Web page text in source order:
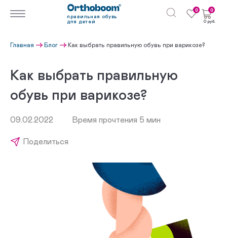
правильная обувь
для детей
0 0
0 руб.
Главная Блог Как выбрать правильную обувь при варикозе?
Как выбрать правильную
обувь при варикозе?
09.02.2022 Время прочтения 5 мин
Поделиться